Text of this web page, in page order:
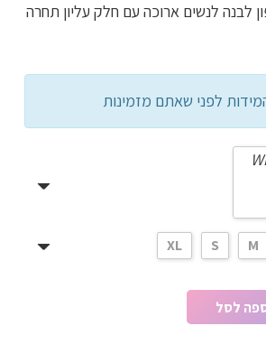
הוא:
לבנה לנשים ארוכה עם חלק עליון תחרה
לפני שאתם מזמינות
M
S
XL
לסל